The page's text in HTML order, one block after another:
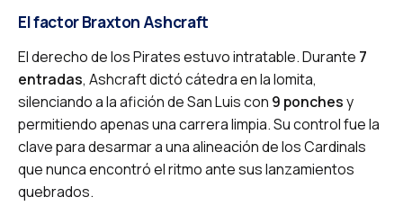
El factor Braxton Ashcraft
El derecho de los Pirates estuvo intratable. Durante 7
entradas, Ashcraft dictó cátedra en la lomita,
silenciando a la afición de San Luis con 9 ponchesy
permitiendo apenas una carrera limpia. Su control fue la
clave para desarmar a una alineación de los Cardinals
que nunca encontró el ritmo ante sus lanzamientos
quebrados.